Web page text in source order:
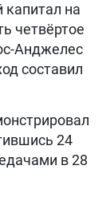
капитал на
четвёртое
Анджелес
составил
24
в 28